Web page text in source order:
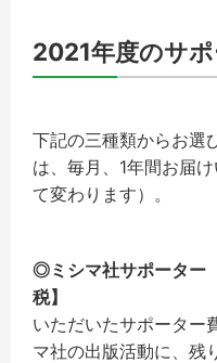
2021年度のサ
下記の三種類からお選
は、毎月、1年間お届
て変わります）。
◎ミシマ社サポーター
税】
いただいたサポーター
マ社の出版活動に、残